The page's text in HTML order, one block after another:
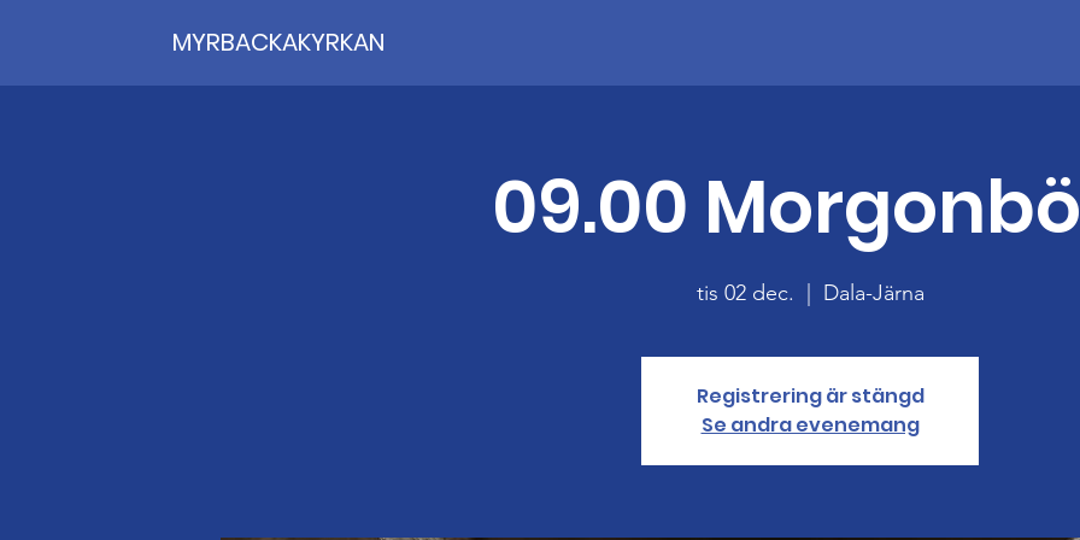
MYRBACKAKYRKAN
09.00
tis 02 dec. Dala-Järna
Registrering är stängd
Se andra evenemang